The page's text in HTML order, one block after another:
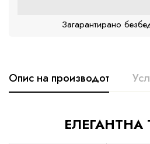
Загарантирано
Опис на производот